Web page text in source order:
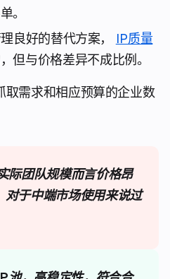
。
良好的替代方案，
IP质量
但与价格差异不成比例。
取需求和相应预算的企业数
际团队规模而言价格昂
对于中端市场使用来说过